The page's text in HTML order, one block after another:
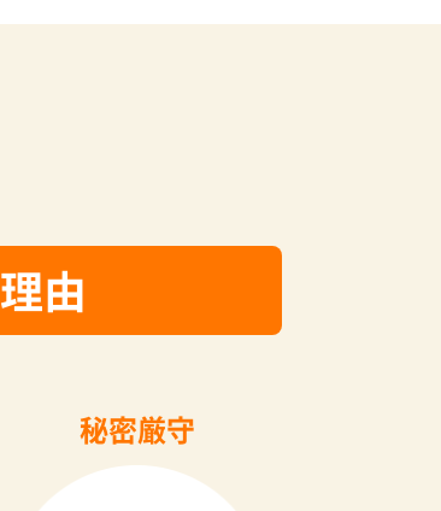
由
秘密厳守